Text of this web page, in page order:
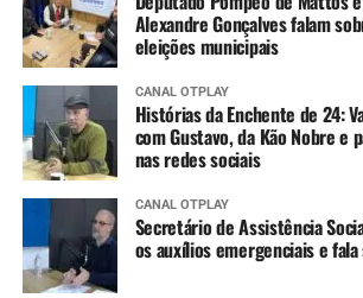
Alexandre Gonçalves falam
eleições municipais
CANAL OTPLAY
Histórias da Enchente de 24:
com Gustavo, da Kão Nobre e
nas redes sociais
CANAL OTPLAY
Secretário de Assistência
os auxílios emergenciais e